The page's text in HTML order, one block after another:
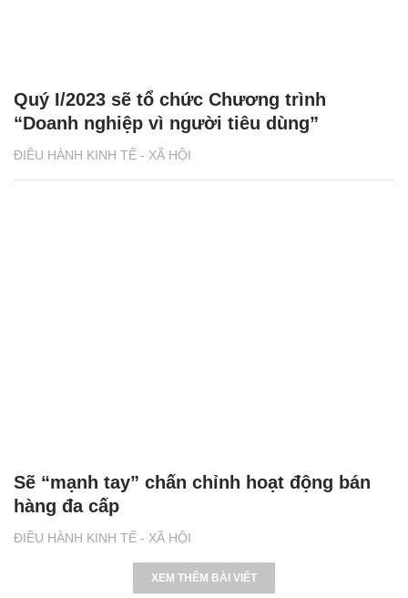
ĐIỀU HÀNH KINH TẾ - XÃ HỘI
Quý I/2023 sẽ tổ chức Chương trình
“Doanh nghiệp vì người tiêu dùng”
ĐIỀU HÀNH KINH TẾ - XÃ HỘI
Sẽ “mạnh tay” chấn chỉnh hoạt động bán
hàng đa cấp
XEM THÊM BÀI VIẾT